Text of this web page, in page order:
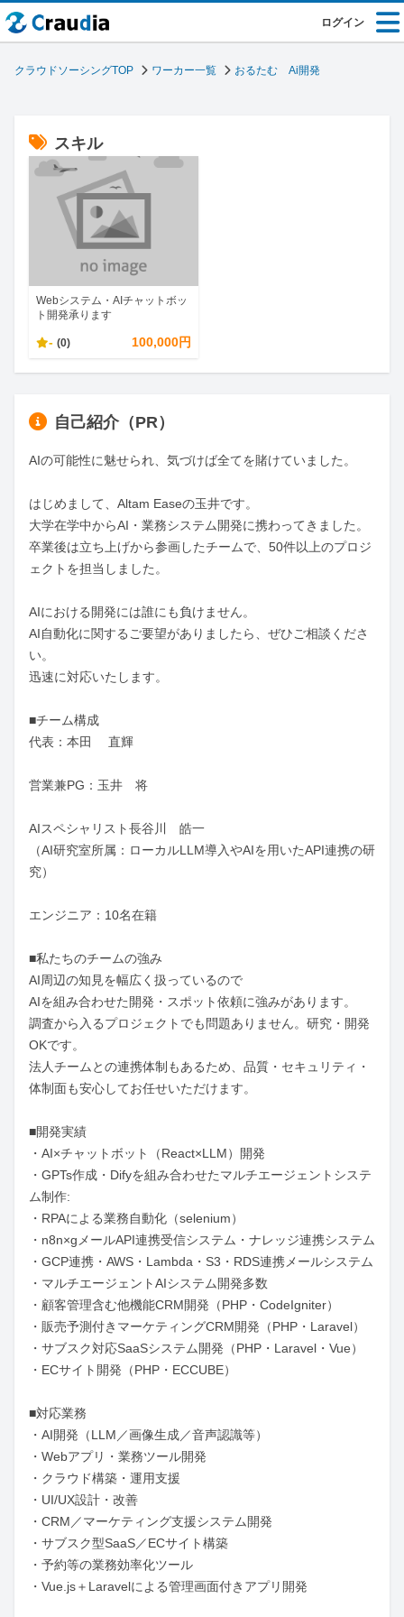
ログイン
クラウドソーシングTOP ワーカー一覧 おるたむ Ai開発
スキル
Webシステム・AIチャットボッ
ト開発承ります
- (0) 100,000円
自己紹介（PR）
AIの可能性に魅せられ、気づけば全てを賭けていました。
はじめまして、Altam Easeの玉井です。
大学在学中からAI・業務システム開発に携わってきました。
卒業後は立ち上げから参画したチームで、50件以上のプロジ
ェクトを担当しました。
AIにおける開発には誰にも負けません。
AI自動化に関するご要望がありましたら、ぜひご相談くださ
い。
迅速に対応いたします。
■チーム構成
代表：本田 　直輝
営業兼PG：玉井　将
AIスペシャリスト長谷川　皓一
（AI研究室所属：ローカルLLM導入やAIを用いたAPI連携の研
究）
エンジニア：10名在籍
■私たちのチームの強み
AI周辺の知見を幅広く扱っているので
AIを組み合わせた開発・スポット依頼に強みがあります。
調査から入るプロジェクトでも問題ありません。研究・開発
OKです。
法人チームとの連携体制もあるため、品質・セキュリティ・
体制面も安心してお任せいただけます。
■開発実績
・AI×チャットボット（React×LLM）開発
・GPTs作成・Difyを組み合わせたマルチエージェントシステ
ム制作:
・RPAによる業務自動化（selenium）
・n8n×gメールAPI連携受信システム・ナレッジ連携システム
・GCP連携・AWS・Lambda・S3・RDS連携メールシステム
・マルチエージェントAIシステム開発多数
・顧客管理含む他機能CRM開発（PHP・CodeIgniter）
・販売予測付きマーケティングCRM開発（PHP・Laravel）
・サブスク対応SaaSシステム開発（PHP・Laravel・Vue）
・ECサイト開発（PHP・ECCUBE）
■対応業務
・AI開発（LLM／画像生成／音声認識等）
・Webアプリ・業務ツール開発
・クラウド構築・運用支援
・UI/UX設計・改善
・CRM／マーケティング支援システム開発
・サブスク型SaaS／ECサイト構築
・予約等の業務効率化ツール
・Vue.js＋Laravelによる管理画面付きアプリ開発